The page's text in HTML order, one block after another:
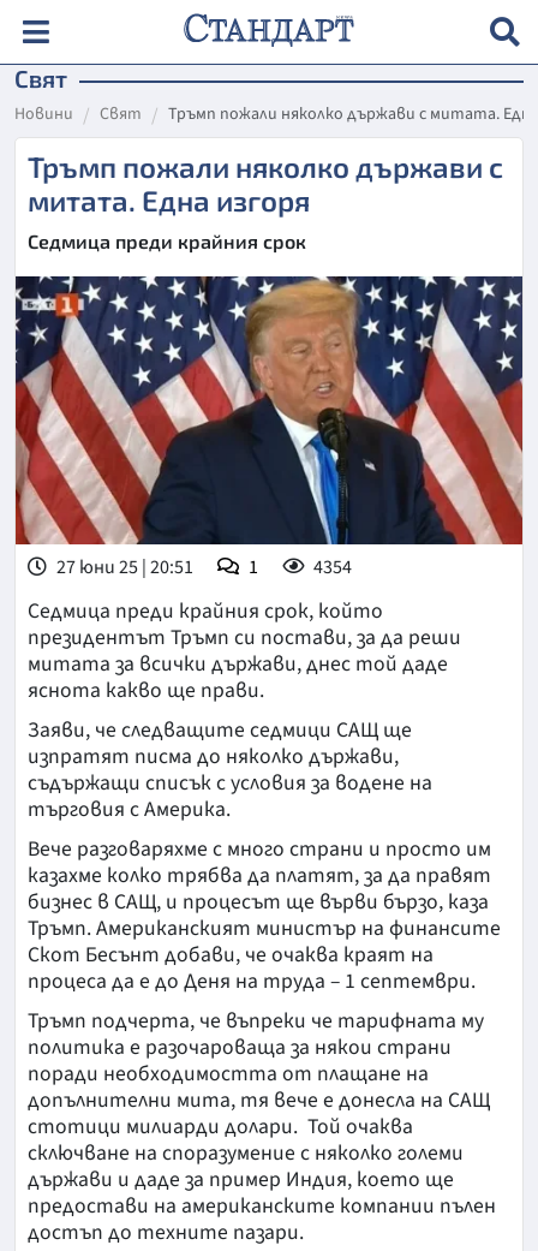
Свят
Новини Свят Тръмп пожали няколко държави с митата.
Тръмп пожали няколко държави с
митата. Една изгоря
Седмица преди крайния срок
27 юни 25 | 20:51 1 4354
Седмица преди крайния срок, който
президентът Тръмп си постави, за да реши
митата за всички държави, днес той даде
яснота какво ще прави.
Заяви, че следващите седмици САЩ ще
изпратят писма до няколко държави,
съдържащи списък с условия за водене на
търговия с Америка.
Вече разговаряхме с много страни и просто им
казахме колко трябва да платят, за да правят
бизнес в САЩ, и процесът ще върви бързо, каза
Тръмп. Американският министър на финансите
Скот Бесънт добави, че очаква краят на
процеса да е до Деня на труда – 1 септември.
Тръмп подчерта, че въпреки че тарифната му
политика е разочароваща за някои страни
поради необходимостта от плащане на
допълнителни мита, тя вече е донесла на САЩ
стотици милиарди долари. Той очаква
сключване на споразумение с няколко големи
държави и даде за пример Индия, което ще
предостави на американските компании пълен
достъп до техните пазари.